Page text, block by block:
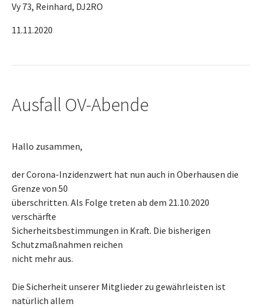
Vy 73, Reinhard, DJ2RO
11.11.2020
Ausfall OV-Abende
Hallo zusammen,
der Corona-Inzidenzwert hat nun auch in Oberhausen die
Grenze von 50
überschritten. Als Folge treten ab dem 21.10.2020
verschärfte
Sicherheitsbestimmungen in Kraft. Die bisherigen
Schutzmaßnahmen reichen
nicht mehr aus.
Die Sicherheit unserer Mitglieder zu gewährleisten ist
natürlich allem